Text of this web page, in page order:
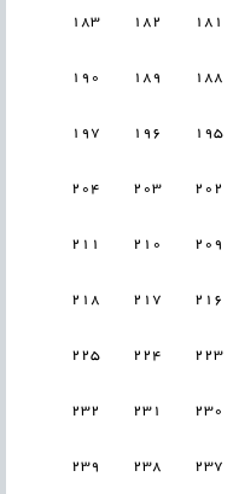
181
182
183
188
189
190
195
196
197
202
203
204
209
210
211
216
217
218
223
224
225
230
231
232
237
238
239